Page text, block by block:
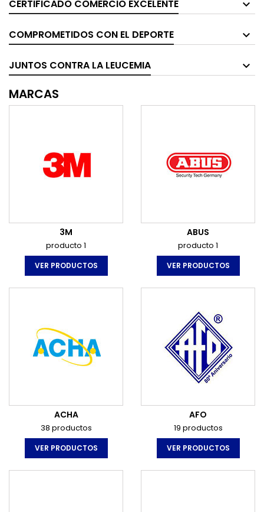
CERTIFICADO COMERCIO EXCELENTE
COMPROMETIDOS CON EL DEPORTE
JUNTOS CONTRA LA LEUCEMIA
MARCAS
3M
producto 1
VER PRODUCTOS
ABUS
producto 1
VER PRODUCTOS
ACHA
38 productos
VER PRODUCTOS
AFO
19 productos
VER PRODUCTOS